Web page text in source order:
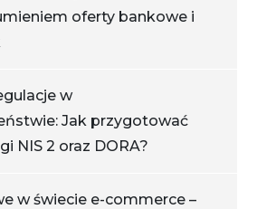
oferty bankowe i
w
Jak przygotować
NIS 2 oraz DORA?
w świecie e-commerce –